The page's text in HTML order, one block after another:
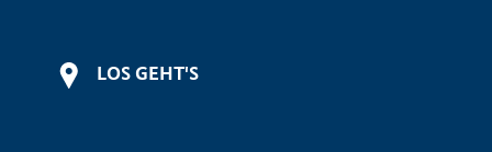
LOS GEHT'S